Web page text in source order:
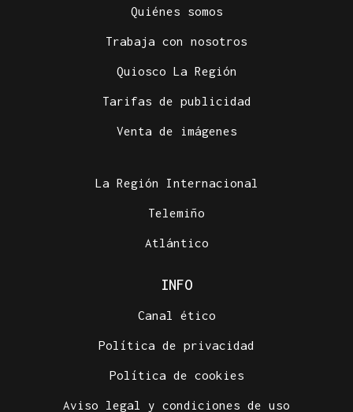
Quiénes somos
Trabaja con nosotros
Quiosco La Región
Tarifas de publicidad
Venta de imágenes
La Región Internacional
Telemiño
Atlántico
INFO
Canal ético
Política de privacidad
Política de cookies
Aviso legal y condiciones de uso